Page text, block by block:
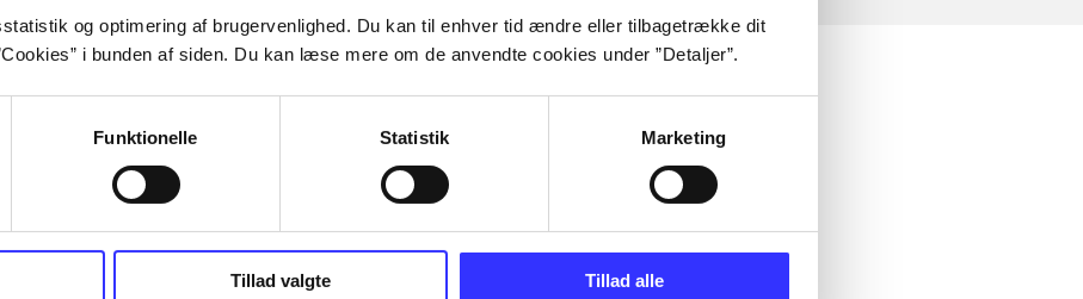
og optimering af brugervenlighed. Du kan til enhver tid ændre eller tilbagetrække dit
i bunden af siden. Du kan læse mere om de anvendte cookies under ”Detaljer”.
Funktionelle Statistik Marketing
Tillad valgte Tillad alle